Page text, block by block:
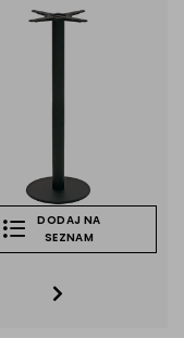
DODAJ NA
SEZNAM